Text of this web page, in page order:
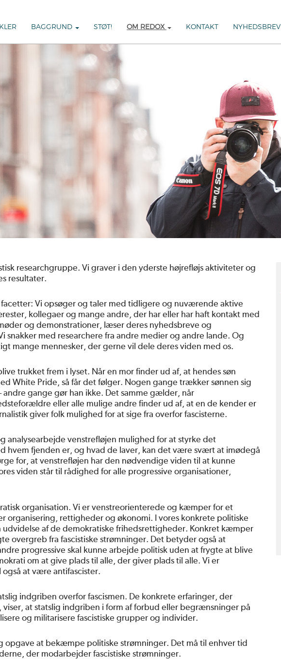
BAGGRUND STØT! OM REDOX KONTAKT NYHEDSBREV
researchgruppe. Vi graver i den yderste højrefløjs aktiviteter og
resultater.
facetter: Vi opsøger og taler med tidligere og nuværende aktive
kollegaer og mange andre, der har eller har haft kontakt med
og demonstrationer, læser deres nyhedsbreve og
snakker med researchere fra andre medier og andre lande. Og
mange mennesker, der gerne vil dele deres viden med os.
trukket frem i lyset. Når en mor finder ud af, at hendes søn
White Pride, så får det følger. Nogen gange trækker sønnen sig
andre gange gør han ikke. Det samme gælder, når
eller alle mulige andre finder ud af, at en de kender er
giver folk mulighed for at sige fra overfor fascisterne.
analysearbejde venstrefløjen mulighed for at styrke det
hvem fjenden er, og hvad de laver, kan det være svært at imødegå
for, at venstrefløjen har den nødvendige viden til at kunne
viden står til rådighed for alle progressive organisationer,
organisation. Vi er venstreorienterede og kæmper for et
organisering, rettigheder og økonomi. I vores konkrete politiske
af de demokratiske frihedsrettigheder. Konkret kæmper
overgreb fra fascistiske strømninger. Det betyder også at
progressive skal kunne arbejde politisk uden at frygte at blive
om at give plads til alle, der giver plads til alle. Vi er
at være antifascister.
indgriben overfor fascismen. De konkrete erfaringer, der
viser, at statslig indgriben i form af forbud eller begrænsninger på
og militarisere fascistiske grupper og individer.
opgave at bekæmpe politiske strømninger. Det må til enhver tid
der modarbejder fascistiske strømninger.